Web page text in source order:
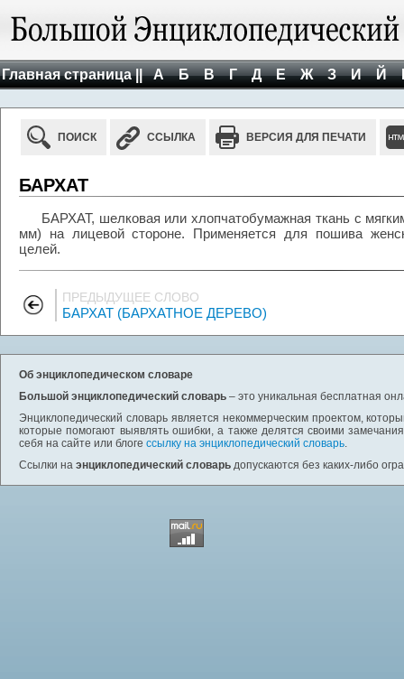
Главная страница || А Б В Г Д Е Ж З И Й
ПОИСК ССЫЛКА ВЕРСИЯ ДЛЯ ПЕЧАТИ
БАРХАТ
БАРХАТ, шелковая или хлопчатобумажная ткань с
мм) на лицевой стороне. Применяется для пошива
целей.
ПРЕДЫДУЩЕЕ СЛОВО
БАРХАТ (БАРХАТНОЕ ДЕРЕВО)
Об энциклопедическом словаре
Большой энциклопедический словарь – это уникальная бесплатная
Энциклопедический словарь является некоммерческим проектом,
которые помогают выявлять ошибки, а также делятся своими
себя на сайте или блоге ссылку на энциклопедический словарь.
Ссылки на энциклопедический словарь допускаются без каких-либо